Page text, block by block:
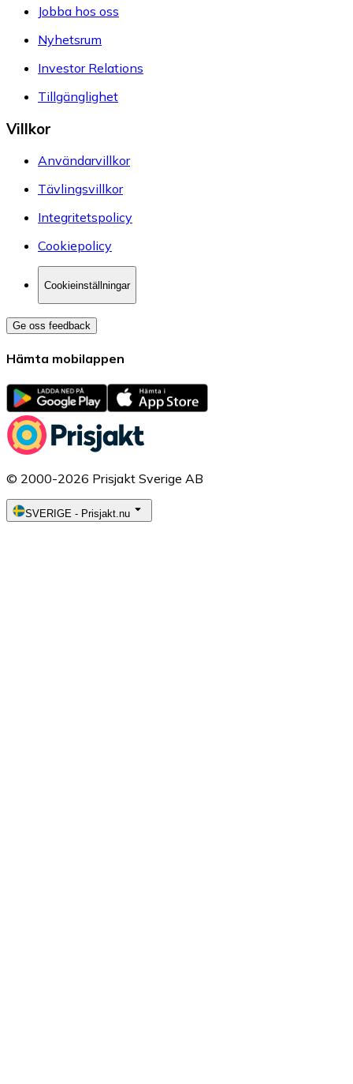
Jobba hos oss
Nyhetsrum
Investor Relations
Tillgänglighet
Villkor
Användarvillkor
Tävlingsvillkor
Integritetspolicy
Cookiepolicy
Cookieinställningar
Ge oss feedback
Hämta mobilappen
© 2000-2026 Prisjakt Sverige AB
SVERIGE - Prisjakt.nu